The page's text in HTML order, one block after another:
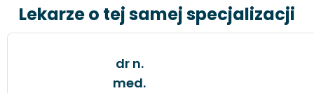
Lekarze o tej samej specjalizacji
dr n.
med.